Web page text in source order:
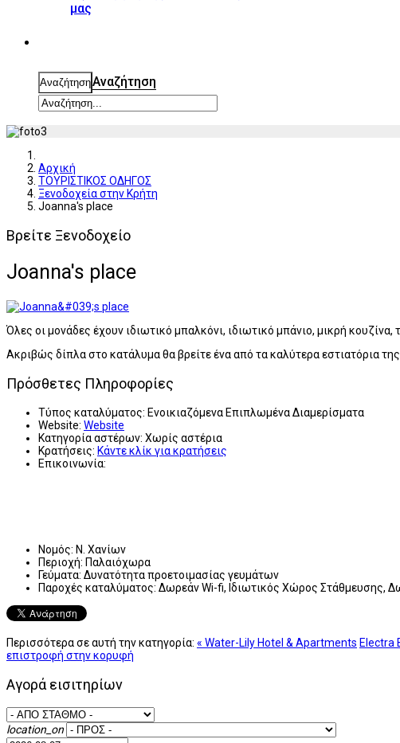
μας
ΑναζήτησηΑναζήτηση
Αρχική
ΤΟΥΡΙΣΤΙΚΟΣ ΟΔΗΓΟΣ
Ξενοδοχεία στην Κρήτη
Joanna's place
Βρείτε Ξενοδοχείο
Joanna's place
Όλες οι μονάδες έχουν ιδιωτικό μπαλκόνι, ιδιωτικό μπάνιο, μικρή
Ακριβώς δίπλα στο κατάλυμα θα βρείτε ένα από τα καλύτερα εστιατόρια
Πρόσθετες Πληροφορίες
Τύπος καταλύματος: Ενοικιαζόμενα Επιπλωμένα Διαμερίσματα
Website: Website
Κατηγορία αστέρων: Χωρίς αστέρια
Κρατήσεις: Κάντε κλίκ για κρατήσεις
Επικοινωνία:
Νομός: Ν. Χανίων
Περιοχή: Παλαιόχωρα
Γεύματα: Δυνατότητα προετοιμασίας γευμάτων
Παροχές καταλύματος: Δωρεάν Wi-fi, Ιδιωτικός Χώρος Στάθμευσης,
Περισσότερα σε αυτή την κατηγορία: « Water-Lily Hotel & Apartments Electra
επιστροφή στην κορυφή
Αγορά εισιτηρίων
location_on